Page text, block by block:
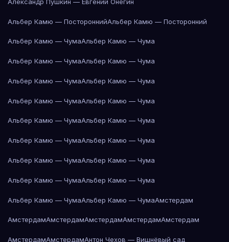
Альбер Камю — ПостороннийАльбер Камю — Посторонний
Альбер Камю — ЧумаАльбер Камю — Чума
Альбер Камю — ЧумаАльбер Камю — Чума
Альбер Камю — ЧумаАльбер Камю — Чума
Альбер Камю — ЧумаАльбер Камю — Чума
Альбер Камю — ЧумаАльбер Камю — Чума
Альбер Камю — ЧумаАльбер Камю — Чума
Альбер Камю — ЧумаАльбер Камю — Чума
Альбер Камю — ЧумаАльбер Камю — Чума
Альбер Камю — ЧумаАльбер Камю — ЧумаАмстердам
АмстердамАмстердамАмстердамАмстердамАмстердам
АмстердамАмстердамАнтон Чехов — Вишнёвый сад